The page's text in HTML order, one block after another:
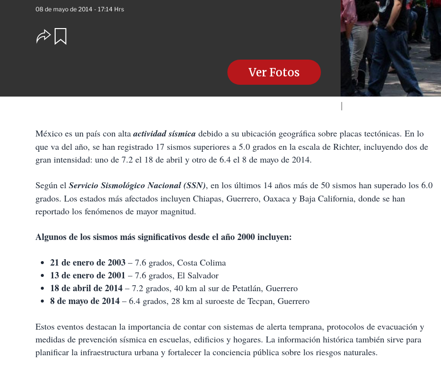
08 de mayo de 2014 - 17:14 Hrs
O
p
s
o
m
a
t
i
r
Ver Fotos
México es un país con altaactividad sísmica debido a su ubicación geográfica sobre placas tectónicas. En lo
que va del año, se han registrado 17 sismos superiores a 5.0 grados en la escala de Richter, incluyendo dos de
gran intensidad: uno de 7.2 el 18 de abril y otro de 6.4 el 8 de mayo de 2014.
Según el Servicio Sismológico Nacional (SSN), en los últimos 14 años más de 50 sismos han superado los 6.0
grados. Los estados más afectados incluyen Chiapas, Guerrero, Oaxaca y Baja California, donde se han
reportado los fenómenos de mayor magnitud.
Algunos de los sismos más significativos desde el año 2000 incluyen:
21 de enero de 2003 – 7.6 grados, Costa Colima
13 de enero de 2001 – 7.6 grados, El Salvador
18 de abril de 2014 – 7.2 grados, 40 km al sur de Petatlán, Guerrero
8 de mayo de 2014 – 6.4 grados, 28 km al suroeste de Tecpan, Guerrero
Estos eventos destacan la importancia de contar con sistemas de alerta temprana, protocolos de evacuación y
medidas de prevención sísmica en escuelas, edificios y hogares. La información histórica también sirve para
planificar la infraestructura urbana y fortalecer la conciencia pública sobre los riesgos naturales.